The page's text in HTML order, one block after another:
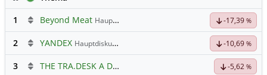
1
Beyond Meat Hauptdiskussion -17,39 %
2 YANDEX Hauptdiskussion -10,69 %
3 THE TRA.DESK A DL-,000001 -5,62 %